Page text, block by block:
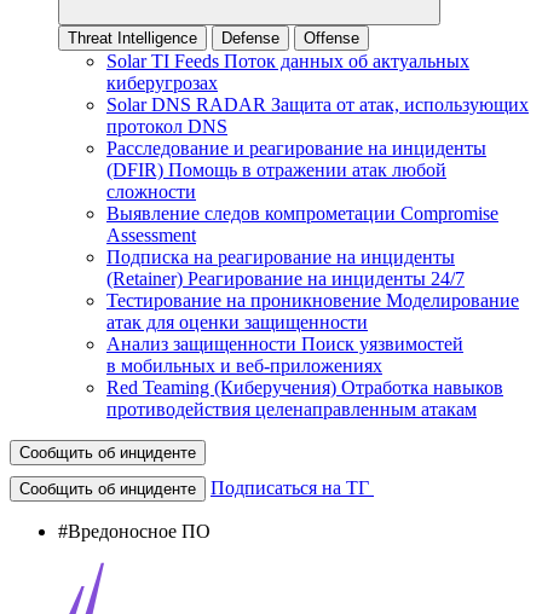
Threat Intelligence Defense Offense
Solar TI Feeds Поток данных об актуальных
киберугрозах
Solar DNS RADAR Защита от атак, использующих
протокол DNS
Расследование и реагирование на инциденты
(DFIR) Помощь в отражении атак любой
сложности
Выявление следов компрометации Compromise
Assessment
Подписка на реагирование на инциденты
(Retainer) Реагирование на инциденты 24/7
Тестирование на проникновение Моделирование
атак для оценки защищенности
Анализ защищенности Поиск уязвимостей
в мобильных и веб‑приложениях
Red Teaming (Киберучения) Отработка навыков
противодействия целенаправленным атакам
Сообщить об инциденте
Сообщить об инциденте
Подписаться на ТГ
#Вредоносное ПО